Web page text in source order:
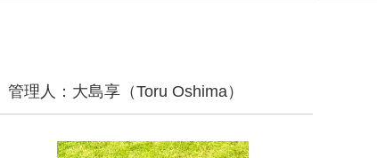
管理人：大島享（Toru Oshima）